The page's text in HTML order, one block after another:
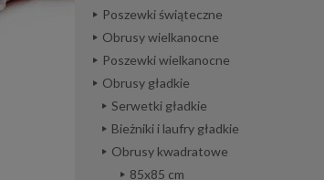
Poszewki świąteczne
Obrusy wielkanocne
Poszewki wielkanocne
Obrusy gładkie
Serwetki gładkie
Bieżniki i laufry gładkie
Obrusy kwadratowe
85x85 cm